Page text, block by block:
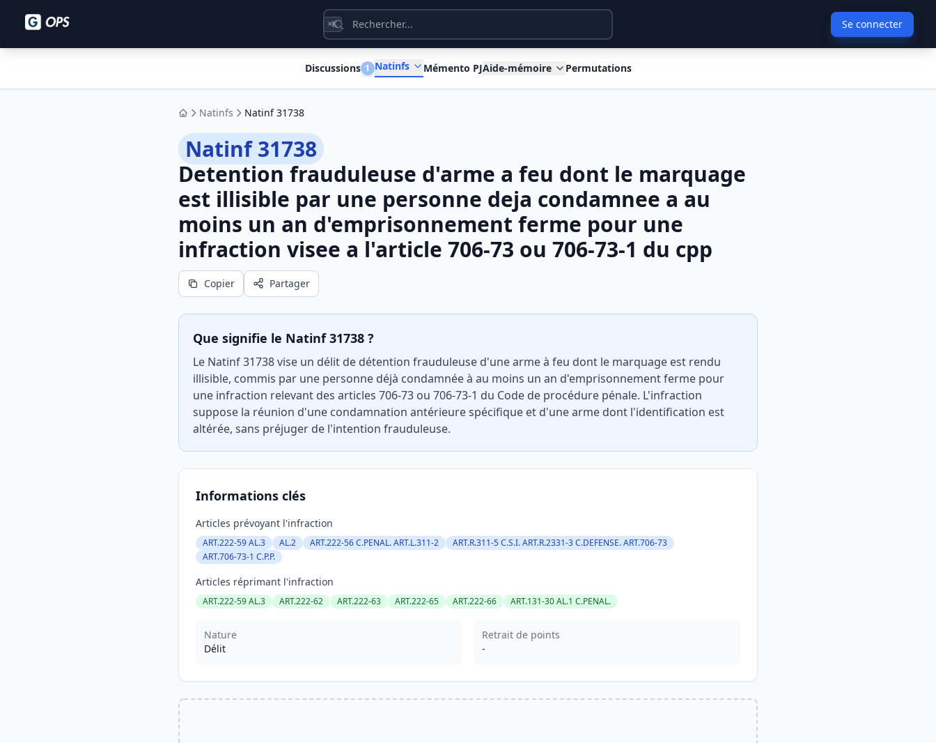
⌘K Se connecter
Discussions 1 Natinfs Mémento PJAide-mémoire Permutations
AccueilNatinfs Natinf 31738
Natinf 31738
Detention frauduleuse d'arme a feu dont le marquage
est illisible par une personne deja condamnee a au
moins un an d'emprisonnement ferme pour une
infraction visee a l'article 706-73 ou 706-73-1 du cpp
Copier Partager
Que signifie le Natinf 31738 ?
Le Natinf 31738 vise un délit de détention frauduleuse d'une arme à feu dont le marquage est rendu
illisible, commis par une personne déjà condamnée à au moins un an d'emprisonnement ferme pour
une infraction relevant des articles 706-73 ou 706-73-1 du Code de procédure pénale. L'infraction
suppose la réunion d'une condamnation antérieure spécifique et d'une arme dont l'identification est
altérée, sans préjuger de l'intention frauduleuse.
Informations clés
Articles prévoyant l'infraction
ART.222-59 AL.3 AL.2 ART.222-56 C.PENAL. ART.L.311-2
ART.R.311-5 C.S.I. ART.R.2331-3 C.DEFENSE. ART.706-73
ART.706-73-1 C.P.P.
Articles réprimant l'infraction
ART.222-59 AL.3 ART.222-62 ART.222-63 ART.222-65 ART.222-66 ART.131-30 AL.1 C.PENAL.
Nature
Délit
Retrait de points
-